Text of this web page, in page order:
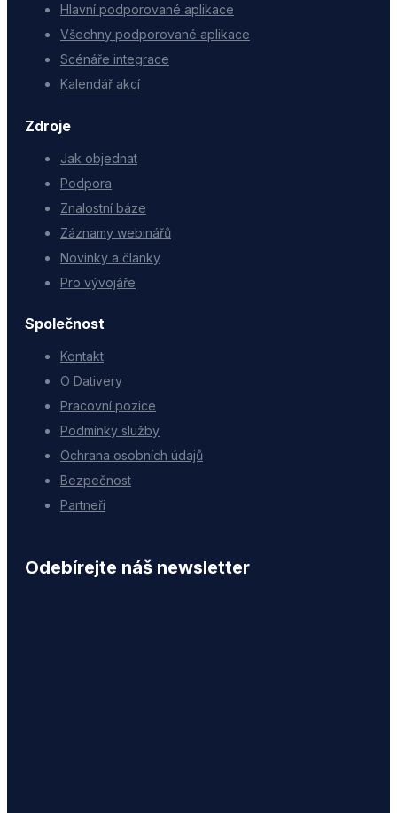
Hlavní podporované aplikace
Všechny podporované aplikace
Scénáře integrace
Kalendář akcí
Zdroje
Jak objednat
Podpora
Znalostní báze
Záznamy webinářů
Novinky a články
Pro vývojáře
Společnost
Kontakt
O Dativery
Pracovní pozice
Podmínky služby
Ochrana osobních údajů
Bezpečnost
Partneři
Odebírejte náš newsletter